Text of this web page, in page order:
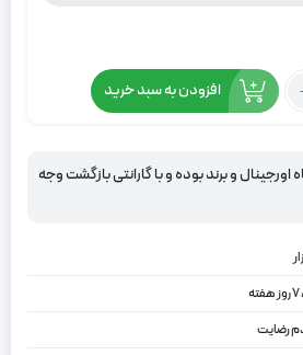
افزودن به سبد خرید
و برند بوده و با گارانتی بازگشت وجه
رضایت